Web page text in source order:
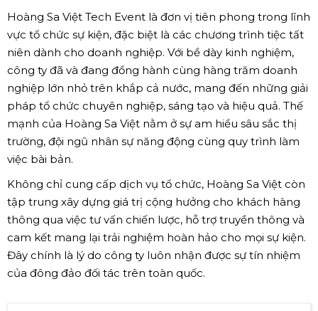
Hoàng Sa Việt Tech Event là đơn vị tiên phong trong lĩnh
vực tổ chức sự kiện, đặc biệt là các chương trình tiệc tất
niên dành cho doanh nghiệp. Với bề dày kinh nghiệm,
công ty đã và đang đồng hành cùng hàng trăm doanh
nghiệp lớn nhỏ trên khắp cả nước, mang đến những giải
pháp tổ chức chuyên nghiệp, sáng tạo và hiệu quả. Thế
mạnh của Hoàng Sa Việt nằm ở sự am hiểu sâu sắc thị
trường, đội ngũ nhân sự năng động cùng quy trình làm
việc bài bản.
Không chỉ cung cấp dịch vụ tổ chức, Hoàng Sa Việt còn
tập trung xây dựng giá trị cộng hưởng cho khách hàng
thông qua việc tư vấn chiến lược, hỗ trợ truyền thông và
cam kết mang lại trải nghiệm hoàn hảo cho mọi sự kiện.
Đây chính là lý do công ty luôn nhận được sự tín nhiệm
của đông đảo đối tác trên toàn quốc.